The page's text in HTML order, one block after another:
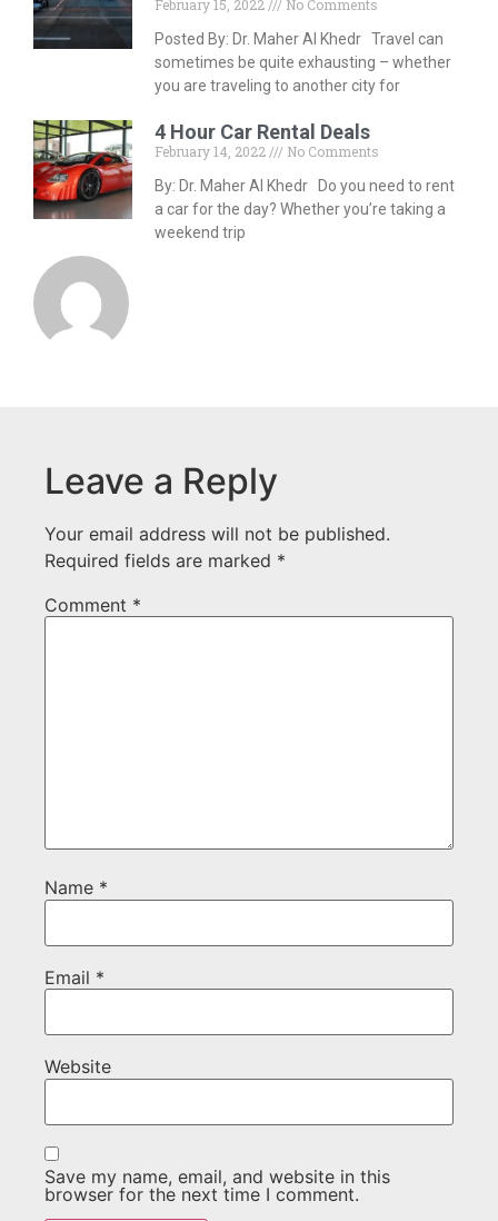
February 15, 2022
No Comments
Posted By: Dr. Maher Al Khedr Travel can
sometimes be quite exhausting – whether
you are traveling to another city for
4 Hour Car Rental Deals
February 14, 2022
No Comments
By: Dr. Maher Al Khedr Do you need to rent
a car for the day? Whether you’re taking a
weekend trip
Leave a Reply
Your email address will not be published.
Required fields are marked *
Comment *
Name *
Email *
Website
Save my name, email, and website in this
browser for the next time I comment.